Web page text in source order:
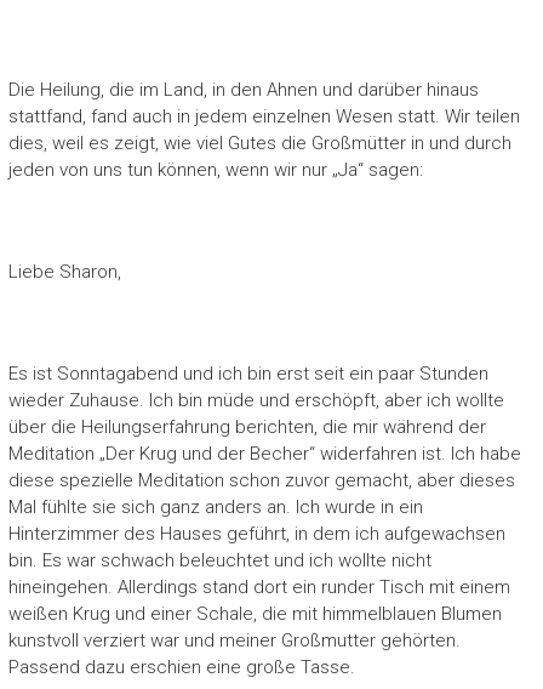
Die Heilung, die im Land, in den Ahnen und darüber hinaus
stattfand, fand auch in jedem einzelnen Wesen statt. Wir teilen
dies, weil es zeigt, wie viel Gutes die Großmütter in und durch
jeden von uns tun können, wenn wir nur „Ja“ sagen:
Liebe Sharon,
Es ist Sonntagabend und ich bin erst seit ein paar Stunden
wieder Zuhause. Ich bin müde und erschöpft, aber ich wollte
über die Heilungserfahrung berichten, die mir während der
Meditation „Der Krug und der Becher“ widerfahren ist. Ich habe
diese spezielle Meditation schon zuvor gemacht, aber dieses
Mal fühlte sie sich ganz anders an. Ich wurde in ein
Hinterzimmer des Hauses geführt, in dem ich aufgewachsen
bin. Es war schwach beleuchtet und ich wollte nicht
hineingehen. Allerdings stand dort ein runder Tisch mit einem
weißen Krug und einer Schale, die mit himmelblauen Blumen
kunstvoll verziert war und meiner Großmutter gehörten.
Passend dazu erschien eine große Tasse.